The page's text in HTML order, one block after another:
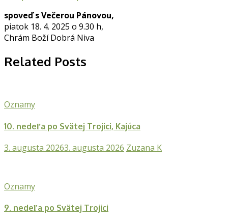
spoveď s Večerou Pánovou,
piatok 18. 4. 2025 o 9.30 h,
Chrám Boží Dobrá Niva
Related Posts
Oznamy
10. nedeľa po Svätej Trojici, Kajúca
3. augusta 20263. augusta 2026 Zuzana K
Oznamy
9. nedeľa po Svätej Trojici